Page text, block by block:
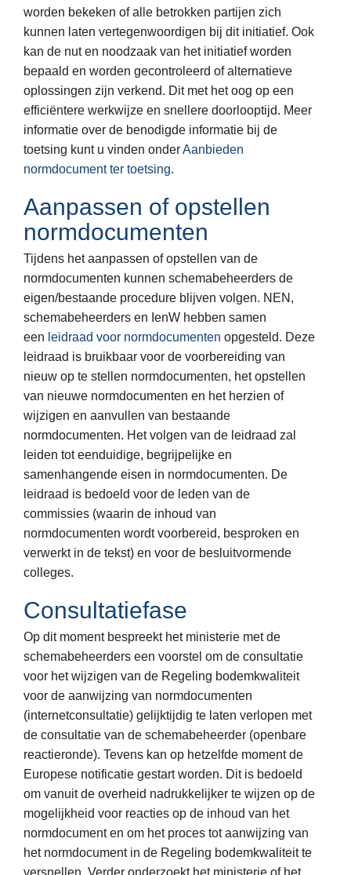
worden bekeken of alle betrokken partijen zich
kunnen laten vertegenwoordigen bij dit initiatief. Ook
kan de nut en noodzaak van het initiatief worden
bepaald en worden gecontroleerd of alternatieve
oplossingen zijn verkend. Dit met het oog op een
efficiëntere werkwijze en snellere doorlooptijd. Meer
informatie over de benodigde informatie bij de
toetsing kunt u vinden onderAanbieden
normdocument ter toetsing.
Aanpassen of opstellen
normdocumenten
Tijdens het aanpassen of opstellen van de
normdocumenten kunnen schemabeheerders de
eigen/bestaande procedure blijven volgen. NEN,
schemabeheerders en IenW hebben samen
een leidraad voor normdocumenten opgesteld. Deze
leidraad is bruikbaar voor de voorbereiding van
nieuw op te stellen normdocumenten, het opstellen
van nieuwe normdocumenten en het herzien of
wijzigen en aanvullen van bestaande
normdocumenten. Het volgen van de leidraad zal
leiden tot eenduidige, begrijpelijke en
samenhangende eisen in normdocumenten. De
leidraad is bedoeld voor de leden van de
commissies (waarin de inhoud van
normdocumenten wordt voorbereid, besproken en
verwerkt in de tekst) en voor de besluitvormende
colleges.
Consultatiefase
Op dit moment bespreekt het ministerie met de
schemabeheerders een voorstel om de consultatie
voor het wijzigen van de Regeling bodemkwaliteit
voor de aanwijzing van normdocumenten
(internetconsultatie) gelijktijdig te laten verlopen met
de consultatie van de schemabeheerder (openbare
reactieronde). Tevens kan op hetzelfde moment de
Europese notificatie gestart worden. Dit is bedoeld
om vanuit de overheid nadrukkelijker te wijzen op de
mogelijkheid voor reacties op de inhoud van het
normdocument en om het proces tot aanwijzing van
het normdocument in de Regeling bodemkwaliteit te
versnellen. Verder onderzoekt het ministerie of het